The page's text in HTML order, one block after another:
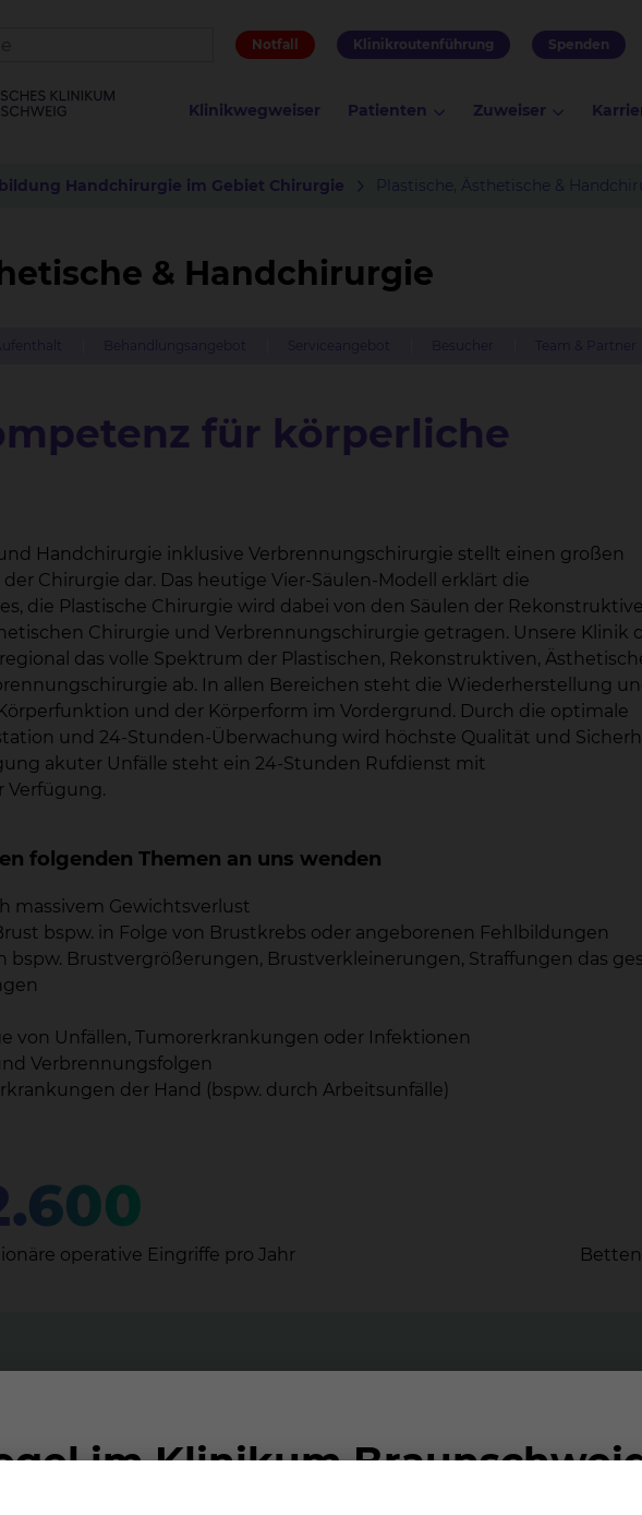
Notfall Klinikroutenführung Spenden
Klinikwegweiser Patienten Zuweiser
Handchirurgie im Gebiet Chirurgie Plastische, Ästhetische &
& Handchirurgie
für körperliche
Handchirurgie inklusive Verbrennungschirurgie stellt einen großen
Chirurgie dar. Das heutige Vier-Säulen-Modell erklärt die
die Plastische Chirurgie wird dabei von den Säulen der
Chirurgie und Verbrennungschirurgie getragen. Unsere Klinik
das volle Spektrum der Plastischen, Rekonstruktiven,
ab. In allen Bereichen steht die Wiederherstellung
und der Körperform im Vordergrund. Durch die optimale
und 24-Stunden-Überwachung wird höchste Qualität und
akuter Unfälle steht ein 24-Stunden Rufdienst mit
Verfügung.
folgenden Themen an uns wenden
massivem Gewichtsverlust
bspw. in Folge von Brustkrebs oder angeborenen Fehlbildungen
bspw. Brustvergrößerungen, Brustverkleinerungen, Straffungen das
von Unfällen, Tumorerkrankungen oder Infektionen
Verbrennungsfolgen
der Hand (bspw. durch Arbeitsunfälle)
operative Eingriffe pro Jahr